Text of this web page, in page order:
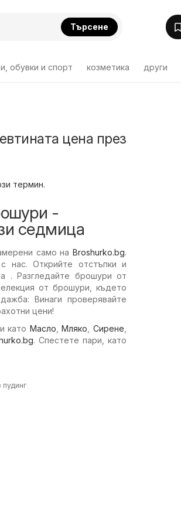
Търсене
обувки и спорт козметика други
цена през
термин.
-
седмица
само на Broshurko.bg.
нас. Открийте отстъпки и
. Разгледайте брошури от
от брошури, където
Винаги проверявайте
цени!
като Масло ,Мляко ,Сирене
. Спестете пари, като